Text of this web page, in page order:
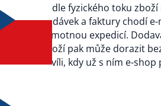
Vedle fyzického toku
dodávek a faktury chodí
samotnou expedicí.
Zboží pak může dorazit
chvíli, kdy už s ním e-shop